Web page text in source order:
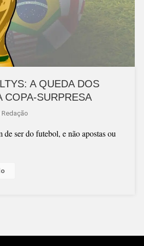
A QUEDA DOS
COPA-SURPRESA
Redação
ser do futebol, e não apostas ou